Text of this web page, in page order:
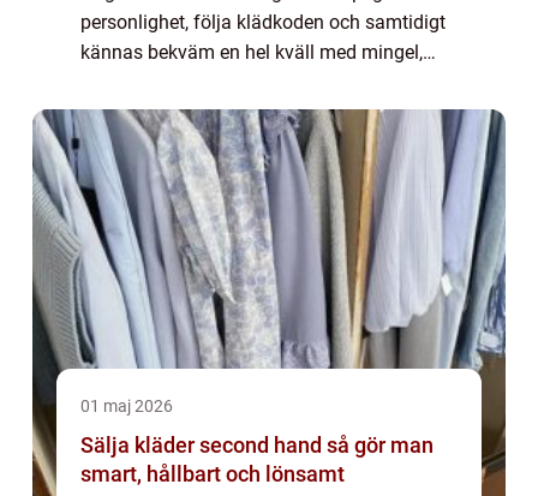
personlighet, följa klädkoden och samtidigt
kännas bekväm en hel kväll med mingel,
som överväldigande: ska klänningen vara
enke...
01 maj 2026
Sälja kläder second hand så gör man
smart, hållbart och lönsamt